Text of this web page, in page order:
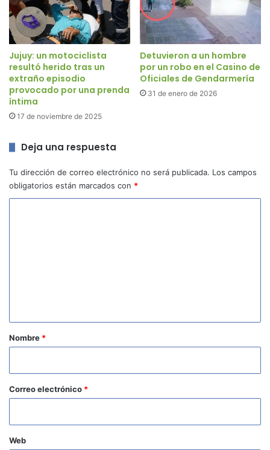
Jujuy: un motociclista
resultó herido tras un
extraño episodio
provocado por una prenda
íntima
17 de noviembre de 2025
Detuvieron a un hombre
por un robo en el Casino de
Oficiales de Gendarmería
31 de enero de 2026
Deja una respuesta
Tu dirección de correo electrónico no será publicada. Los campos
obligatorios están marcados con *
r
o
*
Nombre *
Correo electrónico *
Web